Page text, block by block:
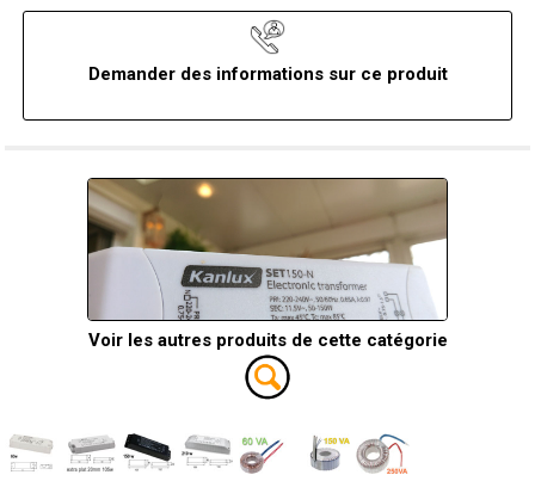
Demander des informations sur ce produit
Voir les autres produits de cette catégorie